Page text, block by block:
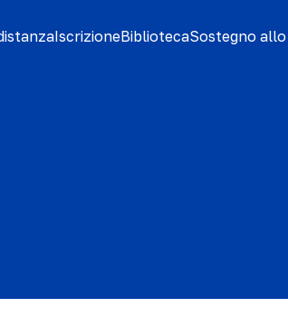
IscrizioneBibliotecaSostegno